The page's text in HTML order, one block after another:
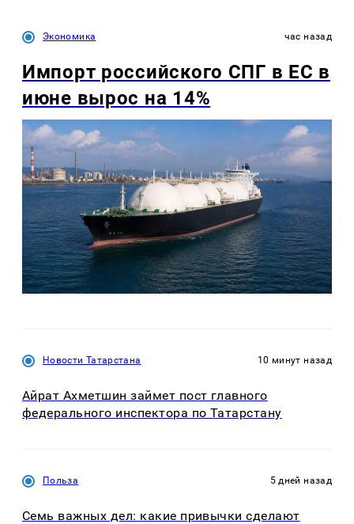
Экономика час назад
Импорт российского СПГ в ЕС в
июне вырос на 14%
Новости Татарстана 10 минут назад
Айрат Ахметшин займет пост главного
федерального инспектора по Татарстану
Польза 5 дней назад
Семь важных дел: какие привычки сделают